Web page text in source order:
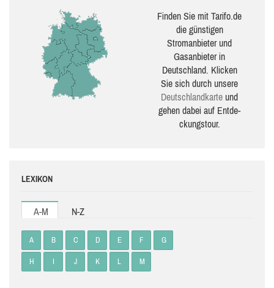
Finden Sie mit Tarifo.de
die güns­ti­gen
Stromanbieter und
Gasanbieter in
Deutschland. Klicken
Sie sich durch unsere
Deutsch­land­karte und
gehen dabei auf Ent­de­
ckungs­tour.
LEXIKON
A-M N-Z
A B C D E F G
H I J K L M